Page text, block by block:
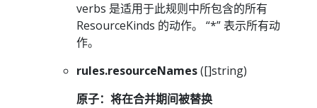
verbs 是适用于此规则中所包含的所有
ResourceKinds 的动作。 “*” 表示所有动
作。
rules.resourceNames([]string)
原子：将在合并期间被替换